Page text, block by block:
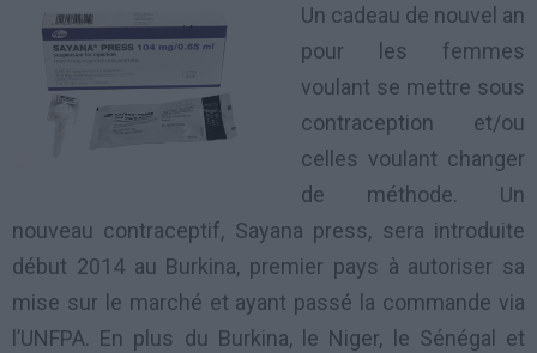
Un cadeau de nouvel an
pour les femmes
voulant se mettre sous
contraception et/ou
celles voulant changer
de méthode. Un
nouveau contraceptif, Sayana press, sera introduite
début 2014 au Burkina, premier pays à autoriser sa
mise sur le marché et ayant passé la commande via
l’UNFPA. En plus du Burkina, le Niger, le Sénégal et